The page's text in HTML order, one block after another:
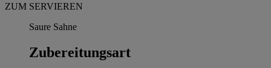
ZUM SERVIEREN
Saure Sahne
Zubereitungsart